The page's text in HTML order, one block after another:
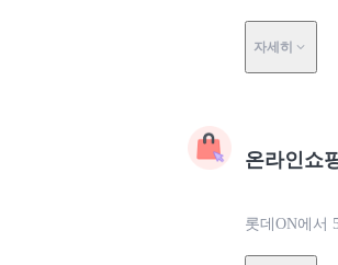
자세히
온라인쇼
롯데ON에서